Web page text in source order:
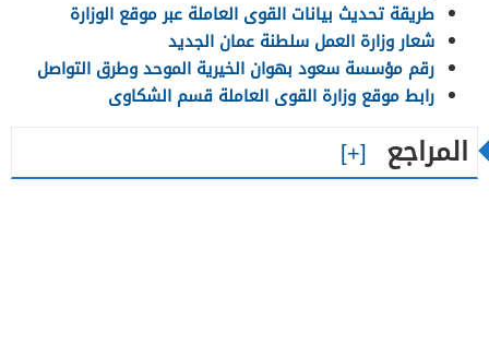
طريقة تحديث بيانات القوى العاملة عبر موقع الوزارة
شعار وزارة العمل سلطنة عمان الجديد
رقم مؤسسة سعود بهوان الخيرية الموحد وطرق التواصل
رابط موقع وزارة القوى العاملة قسم الشكاوى
المراجع